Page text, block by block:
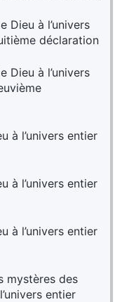
Dieu à l’univers
déclaration
Dieu à l’univers
à l’univers entier
à l’univers entier
à l’univers entier
mystères des
entier